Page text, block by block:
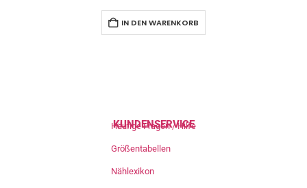
IN DEN WARENKORB
KUNDENSERVICE
Häufige Fragen / Hilfe
Größentabellen
Nählexikon